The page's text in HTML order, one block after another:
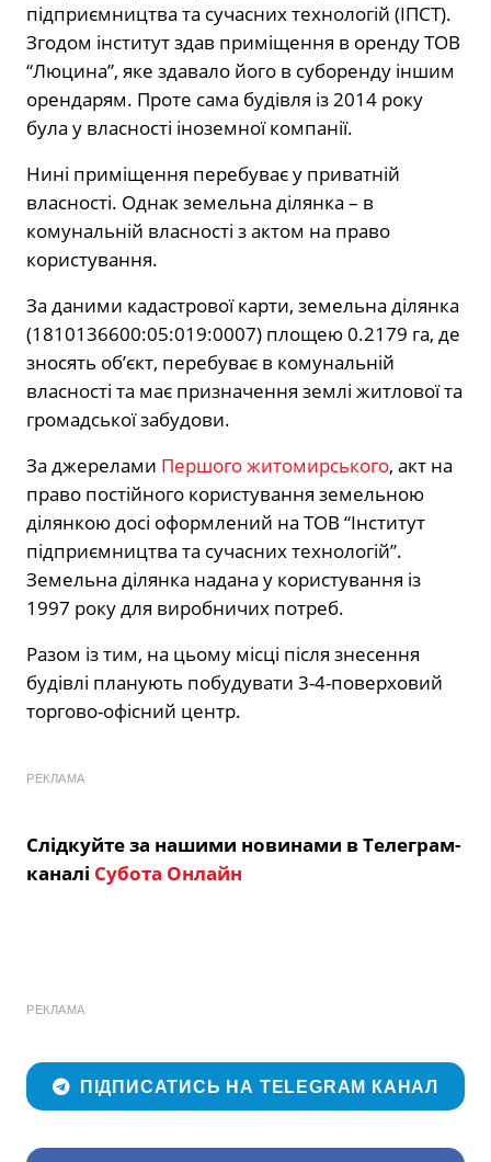
підприємництва та сучасних технологій (ІПСТ).
Згодом інститут здав приміщення в оренду ТОВ
“Люцина”, яке здавало його в суборенду іншим
орендарям. Проте сама будівля із 2014 року
була у власності іноземної компанії.
Нині приміщення перебуває у приватній
власності. Однак земельна ділянка – в
комунальній власності з актом на право
користування.
За даними кадастрової карти, земельна ділянка
(1810136600:05:019:0007) площею 0.2179 га, де
зносять об’єкт, перебуває в комунальній
власності та має призначення землі житлової та
громадської забудови.
За джерелами Першого житомирського, акт на
право постійного користування земельною
ділянкою досі оформлений на ТОВ “Інститут
підприємництва та сучасних технологій”.
Земельна ділянка надана у користування із
1997 року для виробничих потреб.
Разом із тим, на цьому місці після знесення
будівлі планують побудувати 3-4-поверховий
торгово-офісний центр.
РЕКЛАМА
Слідкуйте за нашими новинами в Телеграм-
каналі Субота Онлайн
РЕКЛАМА
ПІДПИСАТИСЬ НА TELEGRAM КАНАЛ